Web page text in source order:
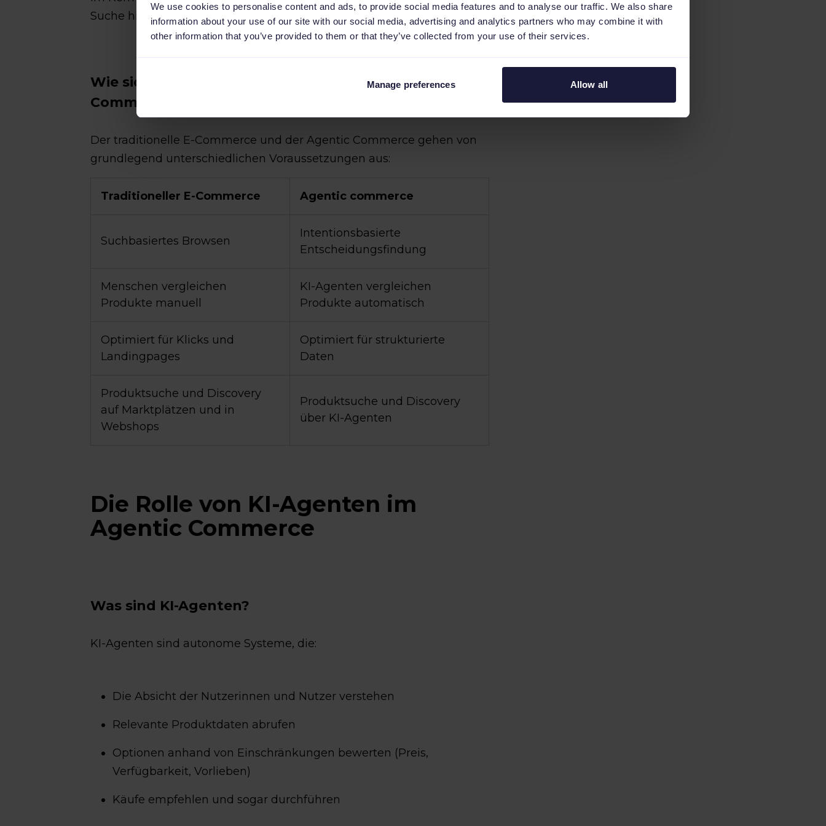
We use cookies to personalise content and ads, to provide social media features and to analyse our traffic. We also share
information about your use of our site with our social media, advertising and analytics partners who may combine it with
other information that you’ve provided to them or that they’ve collected from your use of their services.
Manage preferences Allow all
Suche hin zu den Vorschlägen einer Künstlichen Intelligenz.
Wie sich Agentic Commerce vom traditionellen E-
Commerce unterscheidet
Der traditionelle E-Commerce und der Agentic Commerce gehen von
grundlegend unterschiedlichen Voraussetzungen aus:
Traditioneller E-Commerce Agentic commerce
Suchbasiertes Browsen
Intentionsbasierte
Entscheidungsfindung
Menschen vergleichen
Produkte manuell
KI-Agenten vergleichen
Produkte automatisch
Optimiert für Klicks und
Landingpages
Optimiert für strukturierte
Daten
Produktsuche und Discovery
auf Marktplätzen und in
Webshops
Produktsuche und Discovery
über KI-Agenten
Die Rolle von KI-Agenten im
Agentic Commerce
Was sind KI-Agenten?
KI-Agenten sind autonome Systeme, die:
Die Absicht der Nutzerinnen und Nutzer verstehen
Relevante Produktdaten abrufen
Optionen anhand von Einschränkungen bewerten (Preis,
Verfügbarkeit, Vorlieben)
Käufe empfehlen und sogar durchführen